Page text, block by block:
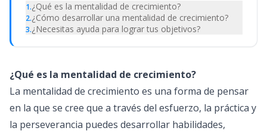
1.¿Qué es la mentalidad de crecimiento?
2.¿Cómo desarrollar una mentalidad de crecimiento?
3.¿Necesitas ayuda para lograr tus objetivos?
¿Qué es la mentalidad de crecimiento?
La mentalidad de crecimiento es una forma de pensar
en la que se cree que a través del esfuerzo, la práctica y
la perseverancia puedes desarrollar habilidades,